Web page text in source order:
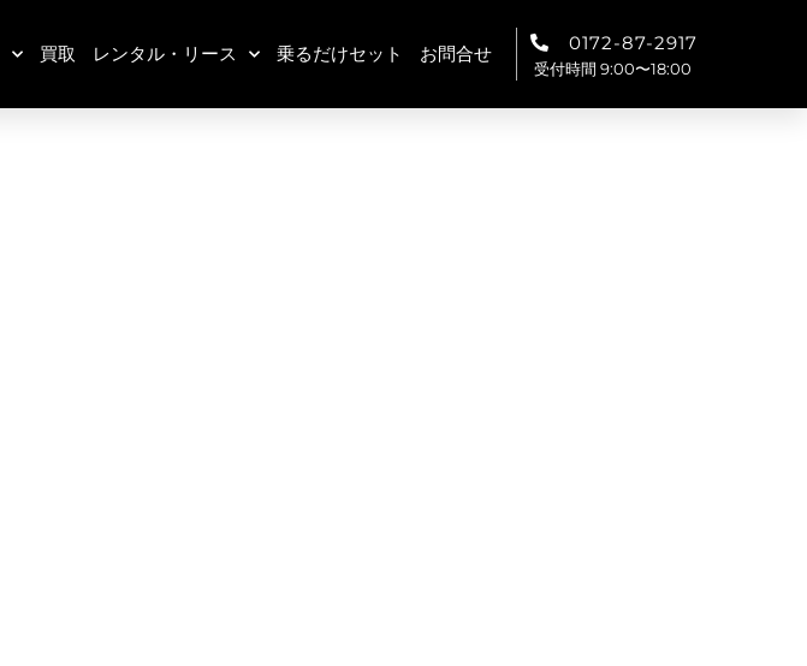
買取 レンタル・リース 乗るだけセット お問合せ 0172-87-2917
受付時間 9:00〜18:00